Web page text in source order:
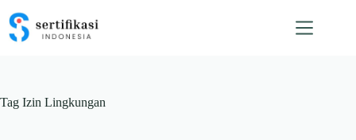
content
Tag Izin Lingkungan